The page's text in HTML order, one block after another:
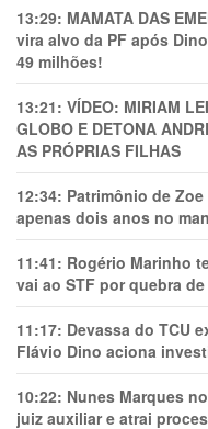
13:29: MAMATA DAS
vira alvo da PF após
49 milhões!
13:21: VÍDEO: MIRIAM
GLOBO E DETONA
AS PRÓPRIAS FILHAS
12:34: Patrimônio de
apenas dois anos no
11:41: Rogério Marinho
vai ao STF por quebra
11:17: Devassa do TCU
Flávio Dino aciona
10:22: Nunes Marques
juiz auxiliar e atrai